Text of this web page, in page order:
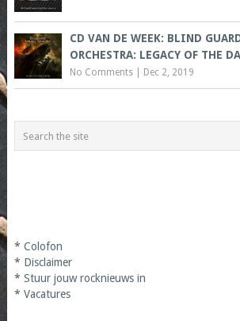
CD VAN DE WEEK: BLIND
ORCHESTRA: LEGACY OF THE
No Comments| Dec 2, 2019
* Colofon
* Disclaimer
* Stuur jouw rocknieuws in
* Vacatures